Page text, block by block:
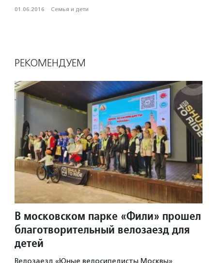
01.06.2016 · Семья и дети
РЕКОМЕНДУЕМ
В московском парке «Фили» прошел
благотворительный велозаезд для
детей
Велозаезд «Юные велосипедисты Москвы»